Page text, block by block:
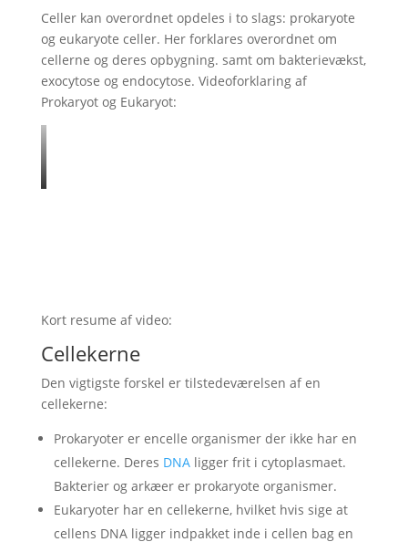
Celler kan overordnet opdeles i to slags: prokaryote
og eukaryote celler. Her forklares overordnet om
cellerne og deres opbygning. samt om bakterievækst,
exocytose og endocytose. Videoforklaring af
Prokaryot og Eukaryot:
Kort resume af video:
Cellekerne
Den vigtigste forskel er tilstedeværelsen af en
cellekerne:
Prokaryoter er encelle organismer der ikke har en
cellekerne. Deres DNA ligger frit i cytoplasmaet.
Bakterier og arkæer er prokaryote organismer.
Eukaryoter har en cellekerne, hvilket hvis sige at
cellens DNA ligger indpakket inde i cellen bag en